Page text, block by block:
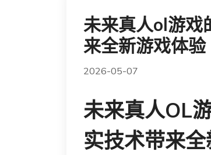
未来真人ol游戏
来全新游戏体验
2026-05-07
未来真人OL
实技术带来